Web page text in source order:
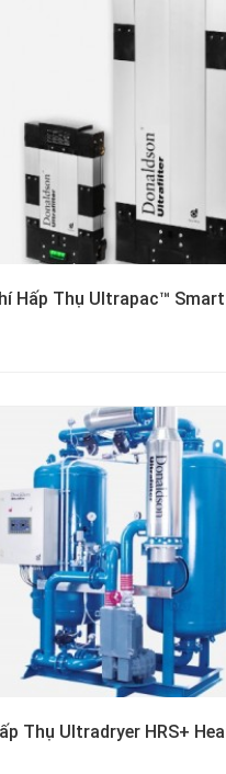
Hấp Thụ Ultrapac™
Thụ Ultradryer HRS+